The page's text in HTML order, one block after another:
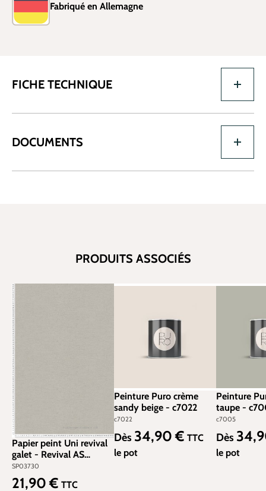
Fabriqué en Allemagne
FICHE TECHNIQUE
DOCUMENTS
PRODUITS ASSOCIÉS
Papier peint Uni revival
galet - Revival AS
Création | Réf. SP03730
SP03730
Prix régulier :
21,90 € TTC
Peinture Puro crème
sandy beige - c7022
c7022
Prix régulier :
Dès 34,90 € TTC
le pot
Peinture
taupe -
c7005
Prix
Dès
le pot